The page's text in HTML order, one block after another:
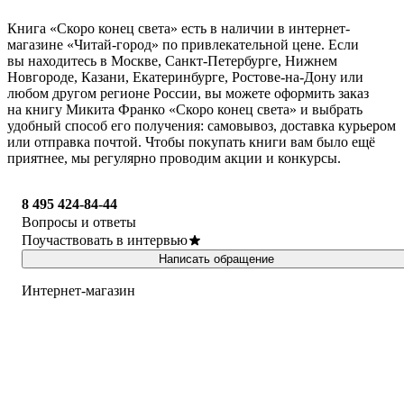
Книга «Скоро конец света» есть в наличии в интернет-
магазине «Читай-город» по привлекательной цене. Если
вы находитесь в Москве, Санкт-Петербурге, Нижнем
Новгороде, Казани, Екатеринбурге, Ростове-на-Дону или
любом другом регионе России, вы можете оформить заказ
на книгу Микита Франко «Скоро конец света» и выбрать
удобный способ его получения: самовывоз, доставка курьером
или отправка почтой. Чтобы покупать книги вам было ещё
приятнее, мы регулярно проводим акции и конкурсы.
8 495 424-84-44
Вопросы и ответы
Поучаствовать в интервью
Написать обращение
Интернет-магазин